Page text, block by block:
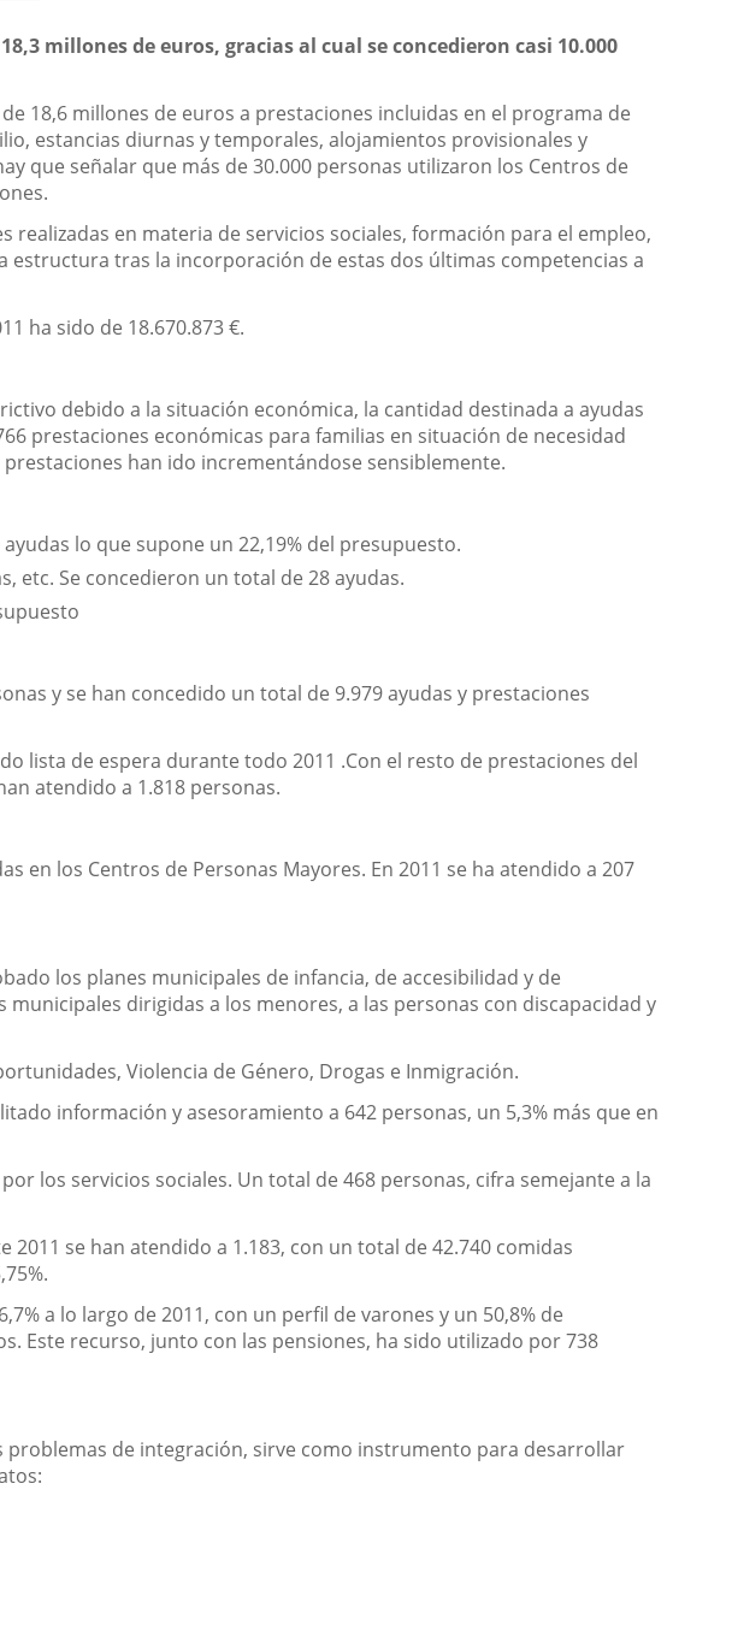
millones de euros, gracias al cual se concedieron casi 10.000
18,6 millones de euros a prestaciones incluidas en el programa de
estancias diurnas y temporales, alojamientos provisionales y
que señalar que más de 30.000 personas utilizaron los Centros de
realizadas en materia de servicios sociales, formación para el empleo,
estructura tras la incorporación de estas dos últimas competencias a
ha sido de 18.670.873 €.
debido a la situación económica, la cantidad destinada a ayudas
prestaciones económicas para familias en situación de necesidad
han ido incrementándose sensiblemente.
lo que supone un 22,19% del presupuesto.
etc. Se concedieron un total de 28 ayudas.
y se han concedido un total de 9.979 ayudas y prestaciones
lista de espera durante todo 2011 .Con el resto de prestaciones del
atendido a 1.818 personas.
en los Centros de Personas Mayores. En 2011 se ha atendido a 207
los planes municipales de infancia, de accesibilidad y de
dirigidas a los menores, a las personas con discapacidad y
Violencia de Género, Drogas e Inmigración.
información y asesoramiento a 642 personas, un 5,3% más que en
los servicios sociales. Un total de 468 personas, cifra semejante a la
2011 se han atendido a 1.183, con un total de 42.740 comidas
a lo largo de 2011, con un perfil de varones y un 50,8% de
Este recurso, junto con las pensiones, ha sido utilizado por 738
problemas de integración, sirve como instrumento para desarrollar